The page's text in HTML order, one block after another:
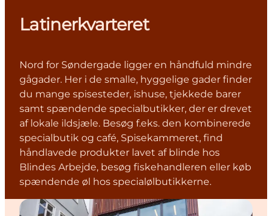
Latinerkvarteret
Nord for Søndergade ligger en håndfuld mindre
gågader. Her i de smalle, hyggelige gader finder
du mange spisesteder, ishuse, tjekkede barer
samt spændende specialbutikker, der er drevet
af lokale ildsjæle. Besøg f.eks. den kombinerede
specialbutik og café, Spisekammeret, find
håndlavede produkter lavet af blinde hos
Blindes Arbejde, besøg fiskehandleren eller køb
spændende øl hos specialølbutikkerne.